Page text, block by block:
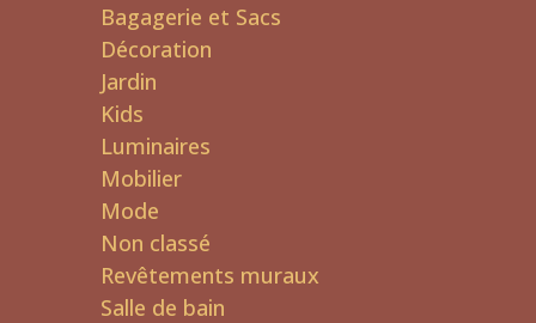
Bagagerie et Sacs
Décoration
Jardin
Kids
Luminaires
Mobilier
Mode
Non classé
Revêtements muraux
Salle de bain